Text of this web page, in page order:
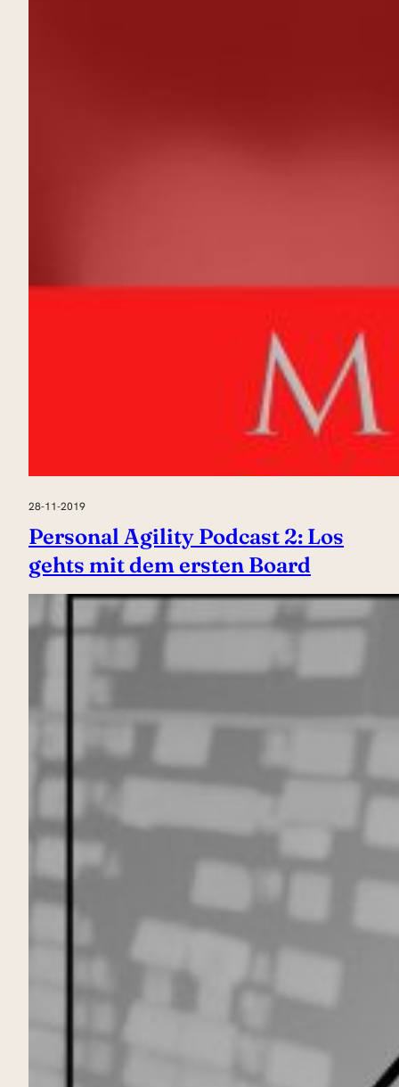
28-11-2019
Personal Agility Podcast 2: Los
gehts mit dem ersten Board